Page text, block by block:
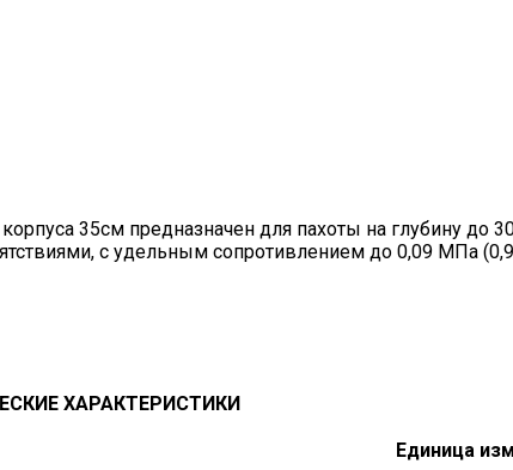
35см предназначен для пахоты на глубину до
с удельным сопротивлением до 0,09 МПа
ХАРАКТЕРИСТИКИ
Единица